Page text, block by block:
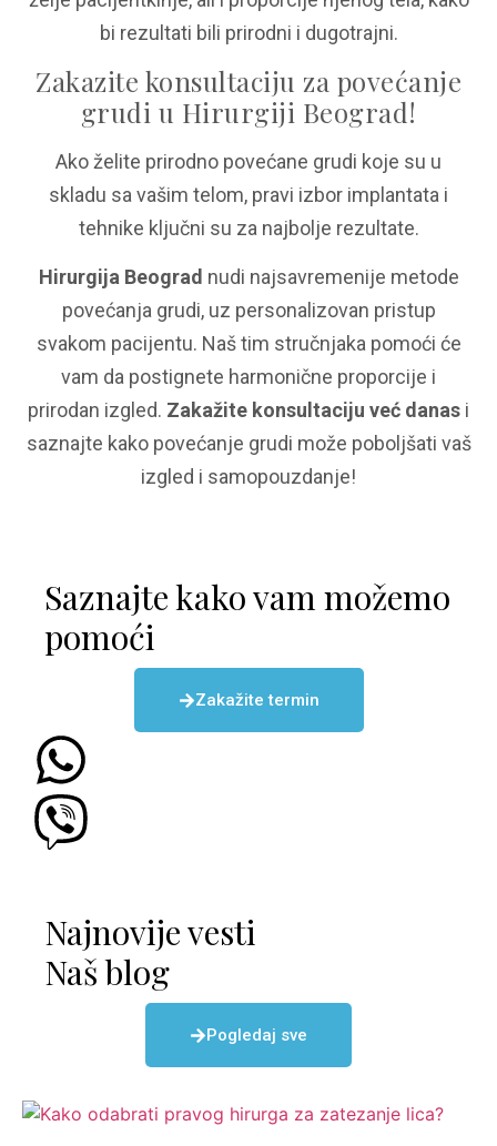
bi rezultati bili prirodni i dugotrajni.
Zakazite konsultaciju za povećanje
grudi u Hirurgiji Beograd!
Ako želite prirodno povećane grudi koje su u
skladu sa vašim telom, pravi izbor implantata i
tehnike ključni su za najbolje rezultate.
Hirurgija Beograd nudi najsavremenije metode
povećanja grudi, uz personalizovan pristup
svakom pacijentu. Naš tim stručnjaka pomoći će
vam da postignete harmonične proporcije i
prirodan izgled. Zakažite konsultaciju već danas i
saznajte kako povećanje grudi može poboljšati vaš
izgled i samopouzdanje!
Saznajte kako vam možemo
pomoći
Zakažite termin
Najnovije vesti
Naš blog
Pogledaj sve